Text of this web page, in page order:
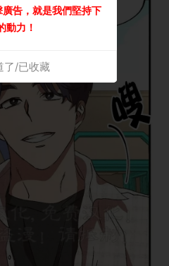
告，就是我們堅持下
動力！
了/已收藏